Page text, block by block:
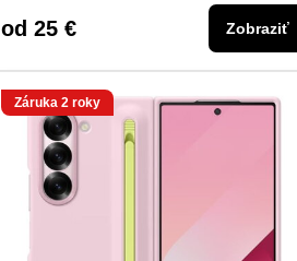
od 25 € Zobraziť
Záruka 2 roky